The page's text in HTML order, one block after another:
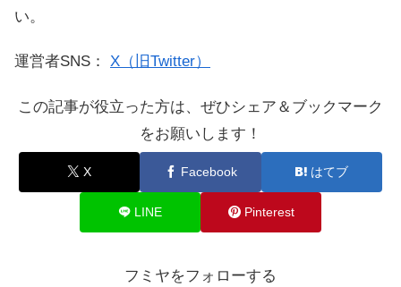
い。
運営者SNS： X（旧Twitter）
この記事が役立った方は、ぜひシェア＆ブックマーク
をお願いします！
X Facebook はてブ
LINE Pinterest
フミヤをフォローする